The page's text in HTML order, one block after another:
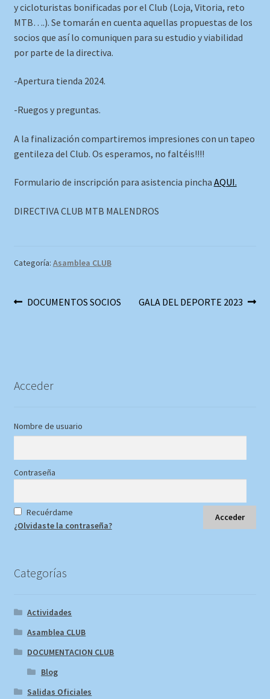
y cicloturistas bonificadas por el Club (Loja, Vitoria, reto
MTB….). Se tomarán en cuenta aquellas propuestas de los
socios que así lo comuniquen para su estudio y viabilidad
por parte de la directiva.
-Apertura tienda 2024.
-Ruegos y preguntas.
A la finalización compartiremos impresiones con un tapeo
gentileza del Club. Os esperamos, no faltéis!!!!
Formulario de inscripción para asistencia pincha AQUI.
DIRECTIVA CLUB MTB MALENDROS
Categoría: Asamblea CLUB
Navegación
Anterior:
DOCUMENTOS SOCIOS Siguiente:
GALA DEL DEPORTE 2023
Acceder
Nombre de usuario
Contraseña
Recuérdame
¿Olvidaste la contraseña?
Categorías
Actividades
Asamblea CLUB
DOCUMENTACION CLUB
Blog
Salidas Oficiales